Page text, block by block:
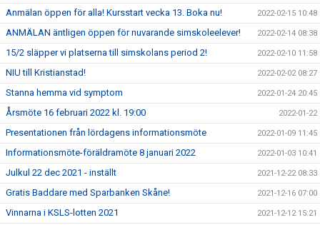
Anmälan öppen för alla! Kursstart vecka 13. Boka nu! 2022-02-15 10:48
ANMÄLAN äntligen öppen för nuvarande simskoleelever! 2022-02-14 08:38
15/2 släpper vi platserna till simskolans period 2! 2022-02-10 11:58
NIU till Kristianstad! 2022-02-02 08:27
Stanna hemma vid symptom 2022-01-24 20:45
Årsmöte 16 februari 2022 kl. 19:00 2022-01-22
Presentationen från lördagens informationsmöte 2022-01-09 11:45
Informationsmöte-föräldramöte 8 januari 2022 2022-01-03 10:41
Julkul 22 dec 2021 - inställt 2021-12-22 08:33
Gratis Baddare med Sparbanken Skåne! 2021-12-16 07:00
Vinnarna i KSLS-lotten 2021 2021-12-12 15:21